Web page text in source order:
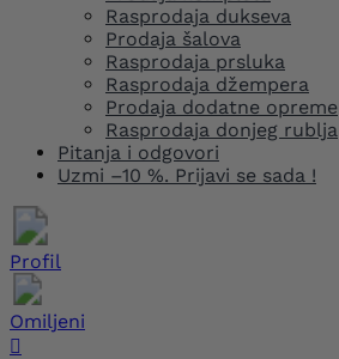
Rasprodaja dukseva
Prodaja šalova
Rasprodaja prsluka
Rasprodaja džempera
Prodaja dodatne opreme
Rasprodaja donjeg rublja
Pitanja i odgovori
Uzmi –10 %. Prijavi se sada !
Profil
Omiljeni
